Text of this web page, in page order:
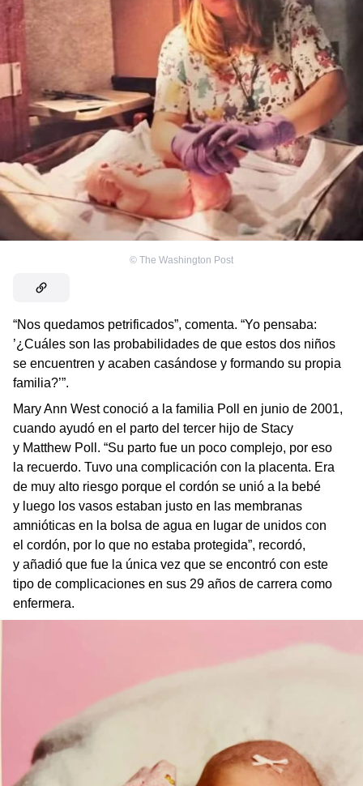
© The Washington Post
“Nos quedamos petrificados”, comenta. “Yo pensaba:
’¿Cuáles son las probabilidades de que estos dos niños
se encuentren y acaben casándose y formando su propia
familia?’”.
Mary Ann West conoció a la familia Poll en junio de 2001,
cuando ayudó en el parto del tercer hijo de Stacy
y Matthew Poll. “Su parto fue un poco complejo, por eso
la recuerdo. Tuvo una complicación con la placenta. Era
de muy alto riesgo porque el cordón se unió a la bebé
y luego los vasos estaban justo en las membranas
amnióticas en la bolsa de agua en lugar de unidos con
el cordón, por lo que no estaba protegida”, recordó,
y añadió que fue la única vez que se encontró con este
tipo de complicaciones en sus 29 años de carrera como
enfermera.